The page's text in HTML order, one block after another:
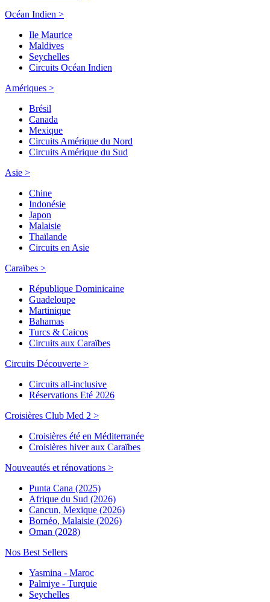
Océan Indien >
Ile Maurice
Maldives
Seychelles
Circuits Océan Indien
Amériques >
Brésil
Canada
Mexique
Circuits Amérique du Nord
Circuits Amérique du Sud
Asie >
Chine
Indonésie
Japon
Malaisie
Thaïlande
Circuits en Asie
Caraïbes >
République Dominicaine
Guadeloupe
Martinique
Bahamas
Turcs & Caicos
Circuits aux Caraïbes
Circuits Découverte >
Circuits all-inclusive
Réservations Eté 2026
Croisières Club Med 2 >
Croisières été en Méditerranée
Croisières hiver aux Caraïbes
Nouveautés et rénovations >
Punta Cana (2025)
Afrique du Sud (2026)
Cancun, Mexique (2026)
Bornéo, Malaisie (2026)
Oman (2028)
Nos Best Sellers
Yasmina - Maroc
Palmiye - Turquie
Seychelles